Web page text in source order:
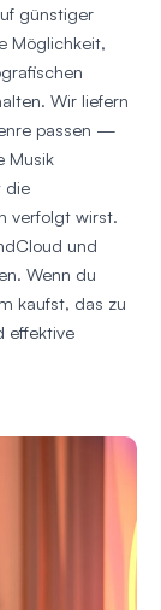
günstiger
Möglichkeit,
Wir liefern
passen —
Musik
die
verfolgt wirst.
und
Wenn du
kaufst, das zu
effektive